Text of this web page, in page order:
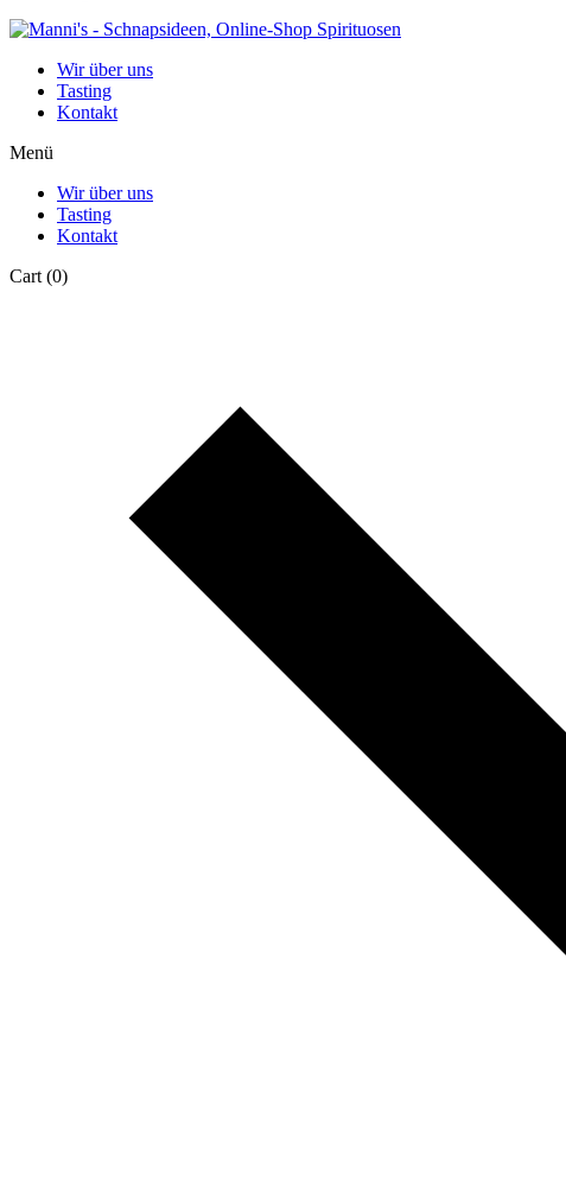
Wir über uns
Tasting
Kontakt
Menü
Wir über uns
Tasting
Kontakt
Cart (0)